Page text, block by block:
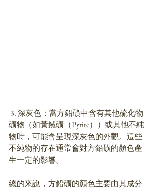
礦物（如黃鐵礦（Pyrite））或其他不純
物時，可能會呈現深灰色的外觀。這些
不純物的存在通常會對方鉛礦的顏色產
生一定的影響。
總的來說，方鉛礦的顏色主要由其成分